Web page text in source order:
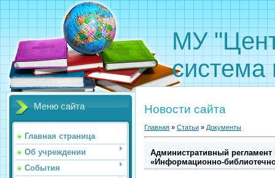
МУ
система
Меню сайта
Главная страница
Об учреждении
События
Новости сайта
Главная » Статьи » Документы
Административный
«Информационно-